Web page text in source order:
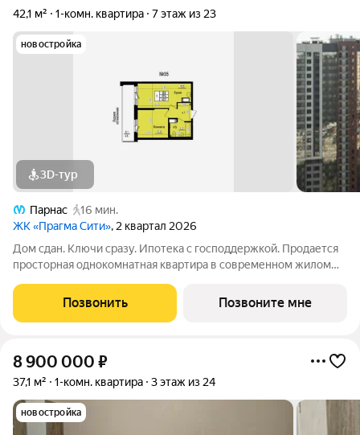
42,1 м²
1-комн. квартира 7 этаж из 23
новостройка
3D-тур
Парнас
16 мин.
ЖК «Прагма Сити», 2 квартал 2026
Дом сдан. Ключи сразу. Ипотека с господдержкой. Продается
просторная однокомнатная квартира в современном жилом
можно заказать у застройщика. Общая площадь квартиры 37.5
Позвонить Позвоните мне
8 900 000 ₽
37,1 м² 1-комн. квартира 3 этаж из 24
новостройка